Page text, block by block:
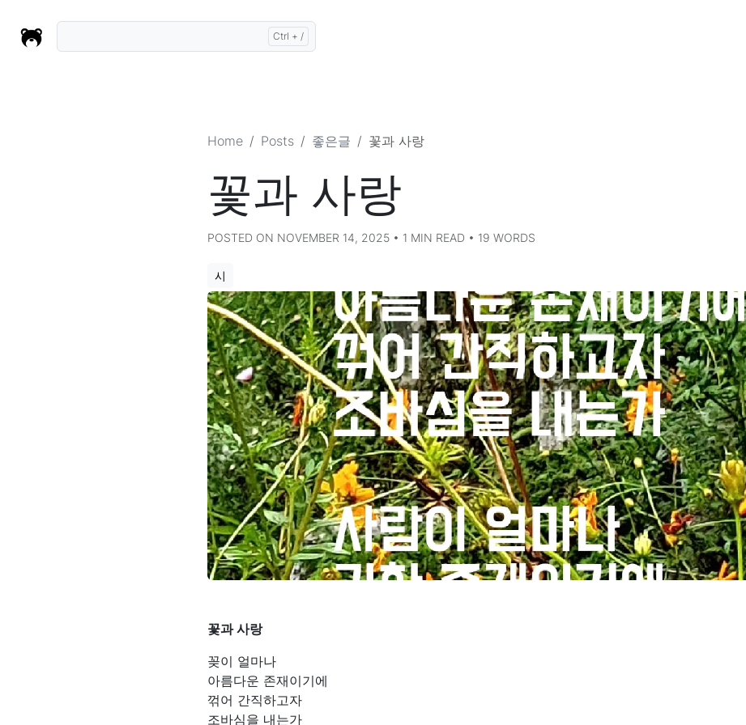
Home Posts 좋은글 꽃과 사랑
꽃과 사랑
POSTED ON NOVEMBER 14, 2025 • 1 MIN READ • 19 WORDS
시
꽃과 사랑
꽂이 얼마나
아름다운 존재이기에
꺾어 간직하고자
조바심을 내는가